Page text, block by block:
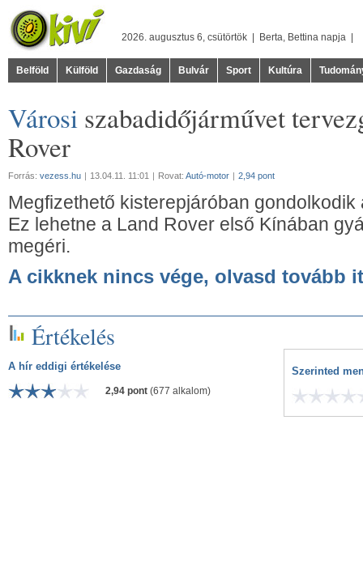
2026. augusztus 6, csütörtök | Berta, Bettina napja |
Belföld Külföld Gazdaság Bulvár Sport Kultúra
Városi szabadidőjárművet
Rover
Forrás: vezess.hu | 13.04.11. 11:01 | Rovat: Autó-motor | 2,94 pont
Megfizethető kisterepjáróban gondolkodik
Ez lehetne a Land Rover első Kínában
megéri.
A cikknek nincs vége, olvasd tovább
Értékelés
A hír eddigi értékelése
2,94 pont (677 alkalom)
Szerinted